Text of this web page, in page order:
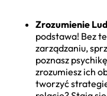
Zrozumienie
podstawa! Bez
zarządzaniu,
poznasz
zrozumiesz ich
tworzyć